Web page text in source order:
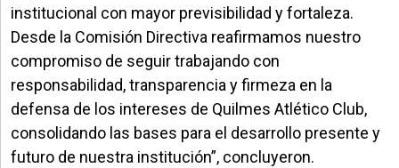
institucional con mayor previsibilidad y fortaleza.
Desde la Comisión Directiva reafirmamos nuestro
compromiso de seguir trabajando con
responsabilidad, transparencia y firmeza en la
defensa de los intereses de Quilmes Atlético Club,
consolidando las bases para el desarrollo presente y
futuro de nuestra institución”, concluyeron.